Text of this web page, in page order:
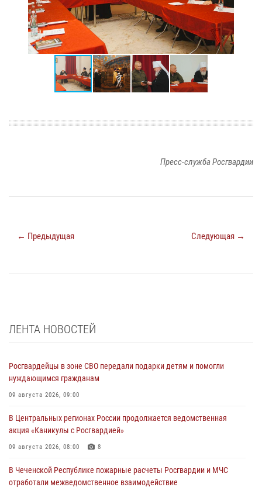
Пресс-служба Росгвардии
← Предыдущая Следующая →
ЛЕНТА НОВОСТЕЙ
Росгвардейцы в зоне СВО передали подарки детям и помогли
нуждающимся гражданам
09 августа 2026, 09:00
В Центральных регионах России продолжается ведомственная
акция «Каникулы с Росгвардией»
09 августа 2026, 08:00 8
В Чеченской Республике пожарные расчеты Росгвардии и МЧС
отработали межведомственное взаимодействие